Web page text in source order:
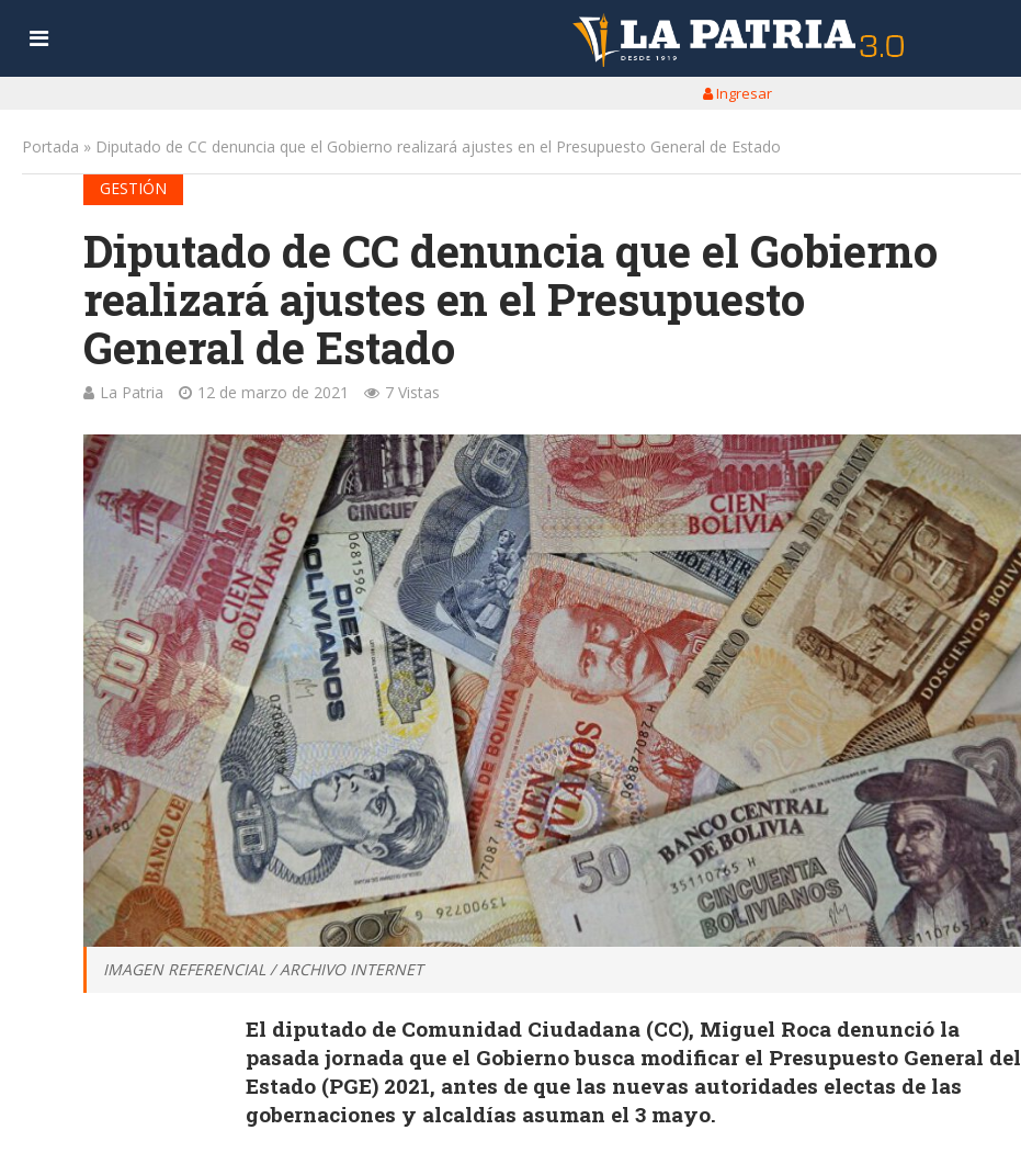
Ingresar
Portada » Diputado de CC denuncia que el Gobierno realizará ajustes en el Presupuesto General de Estado
GESTIÓN
Diputado de CC denuncia que el Gobierno
realizará ajustes en el Presupuesto
General de Estado
La Patria 12 de marzo de 2021 7 Vistas
IMAGEN REFERENCIAL / ARCHIVO INTERNET
El diputado de Comunidad Ciudadana (CC), Miguel Roca denunció la
pasada jornada que el Gobierno busca modificar el Presupuesto General del
Estado (PGE) 2021, antes de que las nuevas autoridades electas de las
gobernaciones y alcaldías asuman el 3 mayo.